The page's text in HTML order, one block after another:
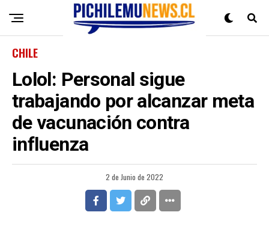
CHILE
Lolol: Personal sigue
trabajando por alcanzar meta
de vacunación contra
influenza
2 de Junio de 2022